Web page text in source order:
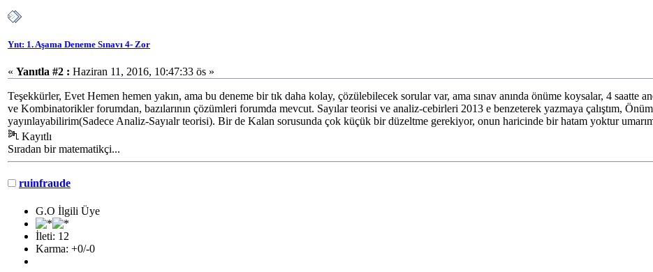
Ynt: 1. Aşama Deneme Sınavı 4- Zor
« Yanıtla #2 : Haziran 11, 2016, 10:47:33 ös »
Teşekkürler, Evet Hemen hemen yakın, ama bu deneme bir tık daha kolay, çözülebilecek sorular var, ama sınav anında önüme koysalar, 4 saatte
ve Kombinatorikler forumdan, bazılarının çözümleri forumda mevcut. Sayılar teorisi ve analiz-cebirleri 2013 e benzeterek yazmaya çalıştım,
yayınlayabilirim(Sadece Analiz-Sayıalr teorisi). Bir de Kalan sorusunda çok küçük bir düzeltme gerekiyor, onun haricinde bir hatam yoktur
Kayıtlı
Sıradan bir matematikçi...
ruinfraude
G.O İlgili Üye
İleti: 12
Karma: +0/-0